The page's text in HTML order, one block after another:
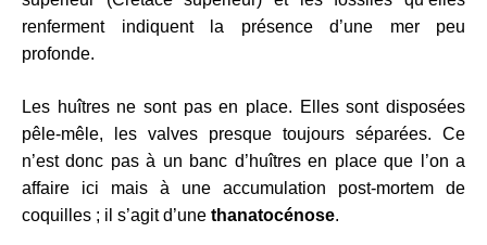
renferment indiquent la présence d’une mer peu
profonde.
Les huîtres ne sont pas en place. Elles sont disposées
pêle-mêle, les valves presque toujours séparées. Ce
n’est donc pas à un banc d’huîtres en place que l’on a
affaire ici mais à une accumulation post-mortem de
coquilles ; il s’agit d’une thanatocénose.